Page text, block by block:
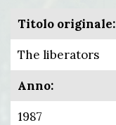
Titolo originale:
The liberators
Anno:
1987